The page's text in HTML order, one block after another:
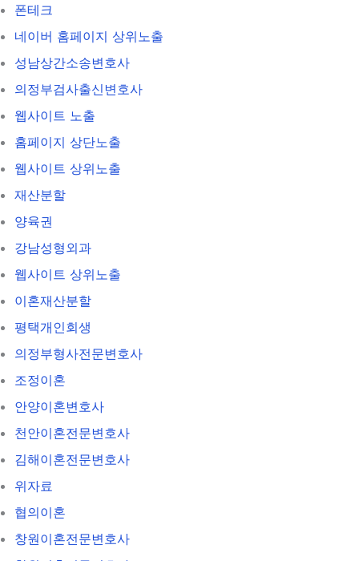
폰테크
네이버 홈페이지 상위노출
성남상간소송변호사
의정부검사출신변호사
웹사이트 노출
홈페이지 상단노출
웹사이트 상위노출
재산분할
양육권
강남성형외과
웹사이트 상위노출
이혼재산분할
평택개인회생
의정부형사전문변호사
조정이혼
안양이혼변호사
천안이혼전문변호사
김해이혼전문변호사
위자료
협의이혼
창원이혼전문변호사